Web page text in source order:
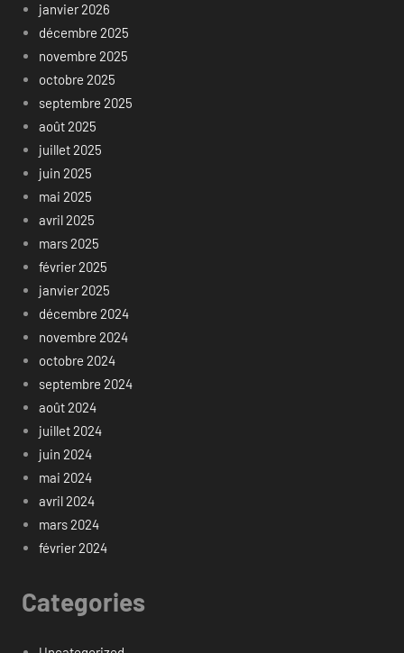
janvier 2026
décembre 2025
novembre 2025
octobre 2025
septembre 2025
août 2025
juillet 2025
juin 2025
mai 2025
avril 2025
mars 2025
février 2025
janvier 2025
décembre 2024
novembre 2024
octobre 2024
septembre 2024
août 2024
juillet 2024
juin 2024
mai 2024
avril 2024
mars 2024
février 2024
Categories